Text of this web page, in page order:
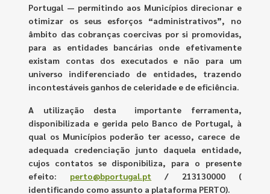
Portugal — permitindo aos Municípios direcionar e
otimizar os seus esforços “administrativos”, no
âmbito das cobranças coercivas por si promovidas,
para as entidades bancárias onde efetivamente
existam contas dos executados e não para um
universo indiferenciado de entidades, trazendo
incontestáveis ganhos de celeridade e de eficiência.
A utilização desta importante ferramenta,
disponibilizada e gerida pelo Banco de Portugal, à
qual os Municípios poderão ter acesso, carece de
adequada credenciação junto daquela entidade,
cujos contatos se disponibiliza, para o presente
efeito: perto@bportugal.pt / 213130000 (
identificando como assunto a plataforma PERTO).